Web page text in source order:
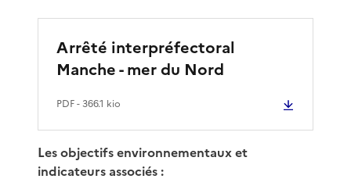
Arrêté interpréfectoral
Manche - mer du Nord
PDF- 366.1 kio
Les objectifs environnementaux et
indicateurs associés :